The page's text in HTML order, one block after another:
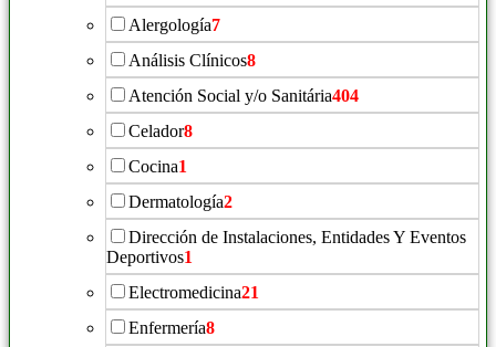
Alergología7
Análisis Clínicos8
Atención Social y/o Sanitária404
Celador8
Cocina1
Dermatología2
Dirección de Instalaciones, Entidades Y Eventos
Deportivos1
Electromedicina21
Enfermería8